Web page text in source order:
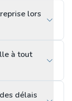
lors
à tout
délais